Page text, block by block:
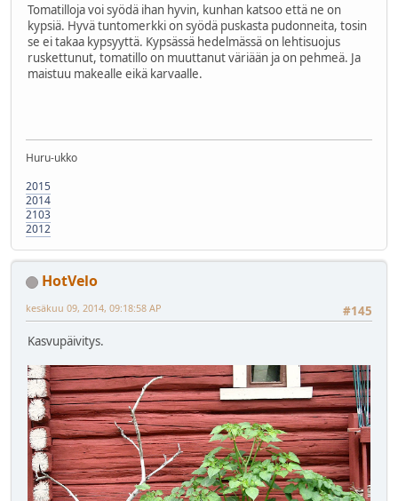
Tomatilloja voi syödä ihan hyvin, kunhan katsoo että ne on
kypsiä. Hyvä tuntomerkki on syödä puskasta pudonneita, tosin
se ei takaa kypsyyttä. Kypsässä hedelmässä on lehtisuojus
ruskettunut, tomatillo on muuttanut väriään ja on pehmeä. Ja
maistuu makealle eikä karvaalle.
Huru-ukko
2015
2014
2103
2012
HotVelo
#145
kesäkuu 09, 2014, 09:18:58 AP
Kasvupäivitys.